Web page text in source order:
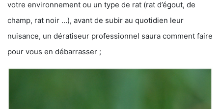
votre environnement ou un type de rat (rat d’égout, de
champ, rat noir …), avant de subir au quotidien leur
nuisance, un dératiseur professionnel saura comment faire
pour vous en débarrasser ;